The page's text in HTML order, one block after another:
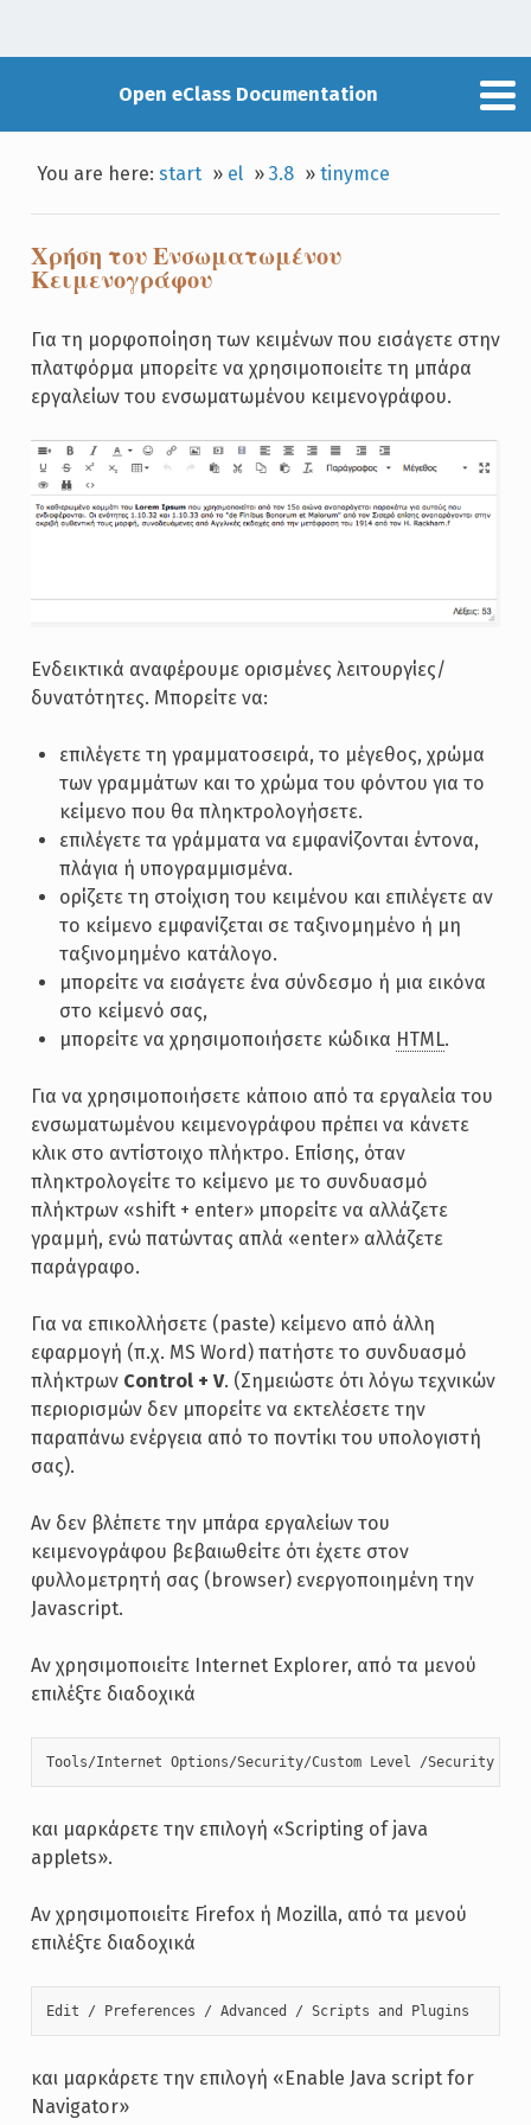
Open eClass Documentation
You are here:start » el »3.8 »tinymce
Χρήση του Ενσωματωμένου
Κειμενογράφου
Για τη μορφοποίηση των κειμένων που εισάγετε στην
πλατφόρμα μπορείτε να χρησιμοποιείτε τη μπάρα
εργαλείων του ενσωματωμένου κειμενογράφου.
Ενδεικτικά αναφέρουμε ορισμένες λειτουργίες/
δυνατότητες. Μπορείτε να:
επιλέγετε τη γραμματοσειρά, το μέγεθος, χρώμα
των γραμμάτων και το χρώμα του φόντου για το
κείμενο που θα πληκτρολογήσετε.
επιλέγετε τα γράμματα να εμφανίζονται έντονα,
πλάγια ή υπογραμμισμένα.
ορίζετε τη στοίχιση του κειμένου και επιλέγετε αν
το κείμενο εμφανίζεται σε ταξινομημένο ή μη
ταξινομημένο κατάλογο.
μπορείτε να εισάγετε ένα σύνδεσμο ή μια εικόνα
στο κείμενό σας,
μπορείτε να χρησιμοποιήσετε κώδικα HTML.
Για να χρησιμοποιήσετε κάποιο από τα εργαλεία του
ενσωματωμένου κειμενογράφου πρέπει να κάνετε
κλικ στο αντίστοιχο πλήκτρο. Επίσης, όταν
πληκτρολογείτε το κείμενο με το συνδυασμό
πλήκτρων «shift + enter» μπορείτε να αλλάζετε
γραμμή, ενώ πατώντας απλά «enter» αλλάζετε
παράγραφο.
Για να επικολλήσετε (paste) κείμενο από άλλη
εφαρμογή (π.χ. MS Word) πατήστε το συνδυασμό
πλήκτρων Control + V. (Σημειώστε ότι λόγω τεχνικών
περιορισμών δεν μπορείτε να εκτελέσετε την
παραπάνω ενέργεια από το ποντίκι του υπολογιστή
σας).
Αν δεν βλέπετε την μπάρα εργαλείων του
κειμενογράφου βεβαιωθείτε ότι έχετε στον
φυλλομετρητή σας (browser) ενεργοποιημένη την
Javascript.
Αν χρησιμοποιείτε Internet Explorer, από τα μενού
επιλέξτε διαδοχικά
Tools/Internet Options/Security/Custom Level /Security
και μαρκάρετε την επιλογή «Scripting of java
applets».
Αν χρησιμοποιείτε Firefox ή Mozilla, από τα μενού
επιλέξτε διαδοχικά
Edit / Preferences / Advanced / Scripts and Plugins
και μαρκάρετε την επιλογή «Enable Java script for
Navigator»